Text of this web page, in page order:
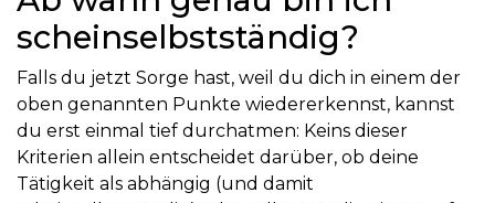
scheinselbstständig?
Falls du jetzt Sorge hast, weil du dich in einem der
oben genannten Punkte wiedererkennst, kannst
du erst einmal tief durchatmen: Keins dieser
Kriterien allein entscheidet darüber, ob deine
Tätigkeit als abhängig (und damit